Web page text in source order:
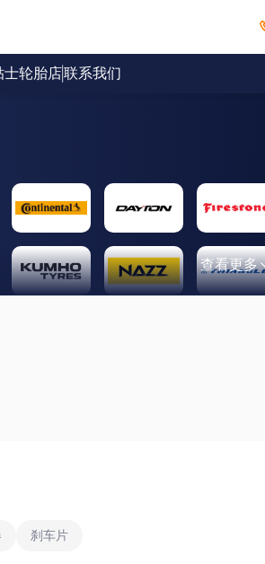
士轮胎店联系我们
查看更多
刹车片